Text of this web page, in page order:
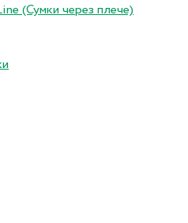
(Сумки через плече)